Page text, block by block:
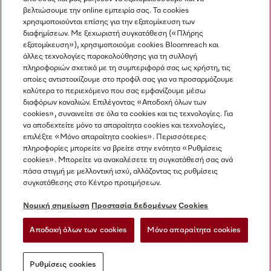
Η εταιρεία μας
Όροι και Προϋποθέσεις
Προστασία δεδομένων
Όροι Χρήσης
Δήλωση Προσβασιμότητας
Νόμος για τις ψηφιακές υπηρεσίες
Ρυθμίσεις cookies
Miele στο Instagram
Miele στο Facebook
Miele στο Youtube
βελτιώσουμε την online εμπειρία σας. Τα cookies
χρησιμοποιούνται επίσης για την εξατομίκευση των
διαφημίσεων. Με ξεχωριστή συγκατάθεση («Πλήρης
εξατομίκευση»), χρησιμοποιούμε cookies Bloomreach και
άλλες τεχνολογίες παρακολούθησης για τη συλλογή
πληροφοριών σχετικά με τη συμπεριφορά σας ως χρήστη, τις
οποίες αντιστοιχίζουμε στο προφίλ σας για να προσαρμόζουμε
καλύτερα το περιεχόμενο που σας εμφανίζουμε μέσω
διαφόρων καναλιών. Επιλέγοντας «Αποδοχή όλων των
cookies», συναινείτε σε όλα τα cookies και τις τεχνολογίες. Για
να αποδεχτείτε μόνο τα απαραίτητα cookies και τεχνολογίες,
επιλέξτε «Μόνο απαραίτητα cookies». Περισσότερες
πληροφορίες μπορείτε να βρείτε στην ενότητα «Ρυθμίσεις
cookies». Μπορείτε να ανακαλέσετε τη συγκατάθεσή σας ανά
πάσα στιγμή με μελλοντική ισχύ, αλλάζοντας τις ρυθμίσεις
συγκατάθεσης στο Κέντρο προτιμήσεων.
Νομική σημείωση Προστασία δεδομένων Cookies
Αποδοχή όλων των cookies Μόνο απαραίτητα cookies
Ρυθμίσεις cookies